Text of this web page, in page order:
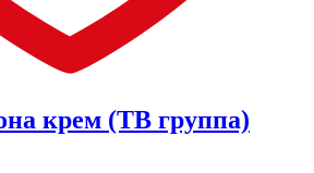
крем (ТВ группа)